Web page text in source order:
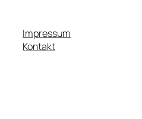
Impressum
Kontakt